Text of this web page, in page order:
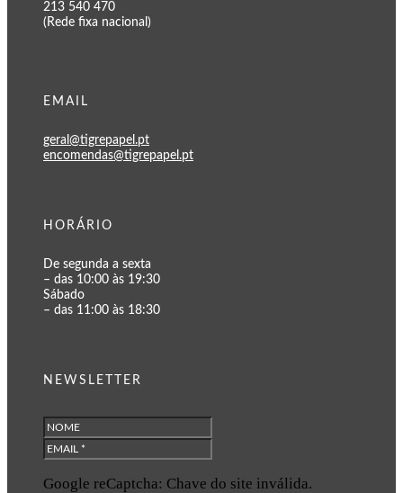
213 540 470
(Rede fixa nacional)
EMAIL
geral@tigrepapel.pt
encomendas@tigrepapel.pt
HORÁRIO
De segunda a sexta
– das 10:00 às 19:30
Sábado
– das 11:00 às 18:30
NEWSLETTER
Google reCaptcha: Chave do site inválida.